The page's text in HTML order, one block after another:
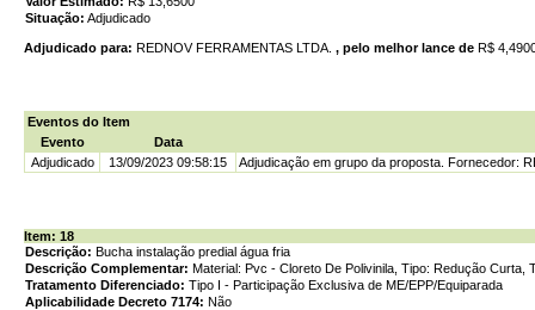
Situação: Adjudicado
Adjudicado para: REDNOV FERRAMENTAS LTDA. , pelo melhor lance de R$
Eventos do Item
Evento
Data
Adjudicado
13/09/2023 09:58:15 Adjudicação em grupo da proposta. Fornecedor:
Item: 18
Descrição: Bucha instalação predial água fria
Descrição Complementar: Material: Pvc - Cloreto De Polivinila, Tipo: Redução
Tratamento Diferenciado: Tipo I - Participação Exclusiva de ME/EPP/Equiparada
Aplicabilidade Decreto 7174: Não